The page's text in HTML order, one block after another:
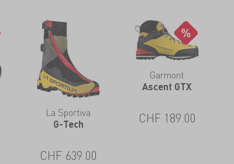
La Sportiva
G-Tech
CHF 639.00
Garmont
Ascent GTX
CHF 189.00